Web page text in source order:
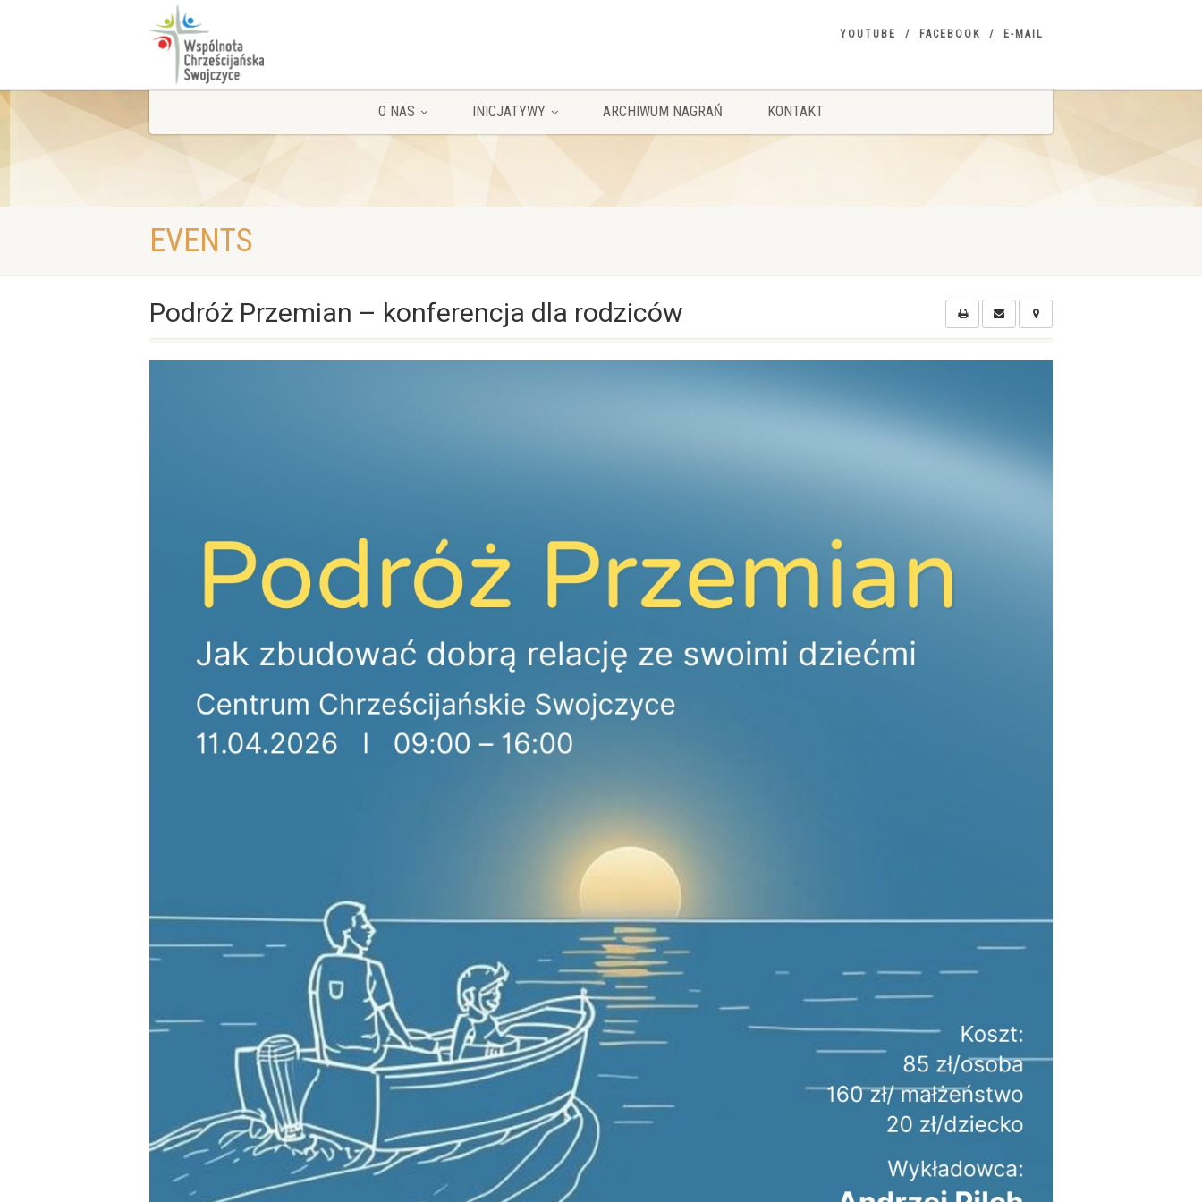
YOUTUBE FACEBOOK E-MAIL
O NAS INICJATYWY ARCHIWUM NAGRAŃ KONTAKT
EVENTS
Podróż Przemian – konferencja dla rodziców